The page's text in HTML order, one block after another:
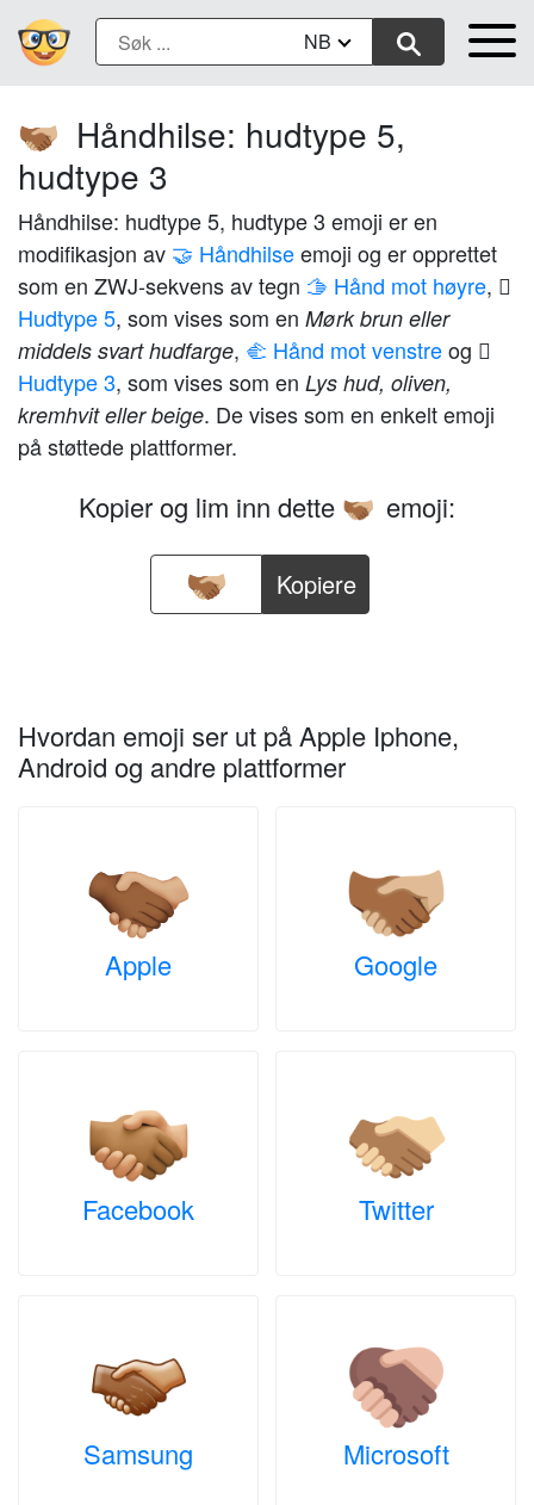
NB
🫱🏾‍🫲🏼 Håndhilse: hudtype 5,
hudtype 3
Håndhilse: hudtype 5, hudtype 3 emoji er en
modifikasjon av 🤝 Håndhilseemoji og er opprettet
som en ZWJ-sekvens av tegn 🫱 Hånd mot høyre,
Hudtype 5, som vises som en Mørk brun eller
middels svart hudfarge, 🫲 Hånd mot venstreog
Hudtype 3, som vises som en Lys hud, oliven,
kremhvit eller beige. De vises som en enkelt emoji
på støttede plattformer.
Kopier og lim inn dette 🫱🏾‍🫲🏼 emoji:
Kopiere
Hvordan emoji ser ut på Apple Iphone,
Android og andre plattformer
Apple Google
Facebook Twitter
Samsung Microsoft